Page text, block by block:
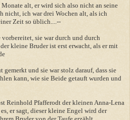
alt, er wird sich also nicht an seine
nicht, ich war drei Wochen alt, als ich
Zeit so üblich....--
sie war durch und durch
kleine Bruder ist erst erwacht, als er mit
gemerkt und sie war stolz darauf, dass sie
kann, wie sie Beide getauft wurden und
Reinhold Pfafferodt der kleinen Anna-Lena
er sagt, dieser kleine Engel wird der